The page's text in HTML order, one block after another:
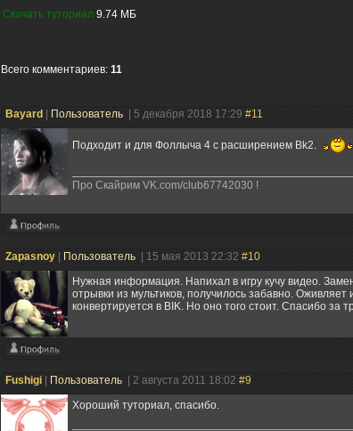
Cкачать туториал 9.74 МБ
Всего комментариев: 11
Bayard Пользователь | 5 декабря 2018 17:29 #11
Подходит и для Фоллыча 4 с расширением Bk2.
Про Скайрим VK.com/club67742030 !
Zapasnoy Пользователь | 15 мая 2013 22:32 #10
Нужная информация. Напихал в игру кучу видео.
отрывки из мультиков, получилось забавно. Оживляет
конвертируется в BIK. Но оно того стоит. Спасибо за
Fushigi Пользователь | 2 августа 2011 18:02 #9
Хороший туториал, спасибо.